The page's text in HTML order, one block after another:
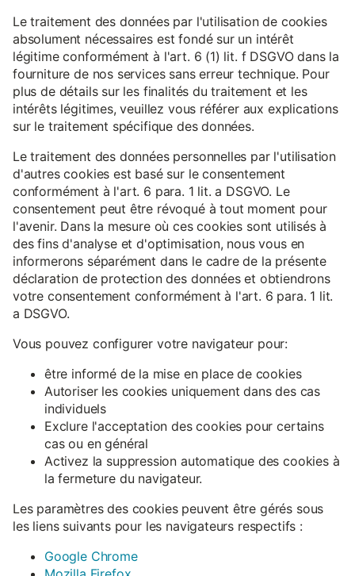
Le traitement des données par l'utilisation de cookies
absolument nécessaires est fondé sur un intérêt
légitime conformément à l'art. 6 (1) lit. f DSGVO dans la
fourniture de nos services sans erreur technique. Pour
plus de détails sur les finalités du traitement et les
intérêts légitimes, veuillez vous référer aux explications
sur le traitement spécifique des données.
Le traitement des données personnelles par l'utilisation
d'autres cookies est basé sur le consentement
conformément à l'art. 6 para. 1 lit. a DSGVO. Le
consentement peut être révoqué à tout moment pour
l'avenir. Dans la mesure où ces cookies sont utilisés à
des fins d'analyse et d'optimisation, nous vous en
informerons séparément dans le cadre de la présente
déclaration de protection des données et obtiendrons
votre consentement conformément à l'art. 6 para. 1 lit.
a DSGVO.
Vous pouvez configurer votre navigateur pour:
être informé de la mise en place de cookies
Autoriser les cookies uniquement dans des cas
individuels
Exclure l'acceptation des cookies pour certains
cas ou en général
Activez la suppression automatique des cookies à
la fermeture du navigateur.
Les paramètres des cookies peuvent être gérés sous
les liens suivants pour les navigateurs respectifs :
Google Chrome